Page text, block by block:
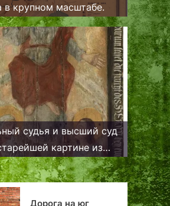
в крупном масштабе.
судья и высший суд
картине из
ратуши
Сокровищница для